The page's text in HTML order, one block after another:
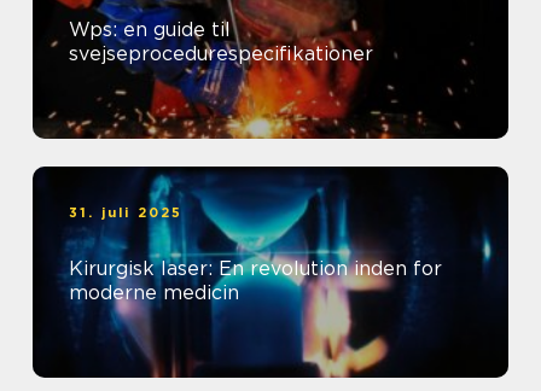
Wps: en guide til
svejseprocedurespecifikationer
31. juli 2025
Kirurgisk laser: En revolution inden for
moderne medicin